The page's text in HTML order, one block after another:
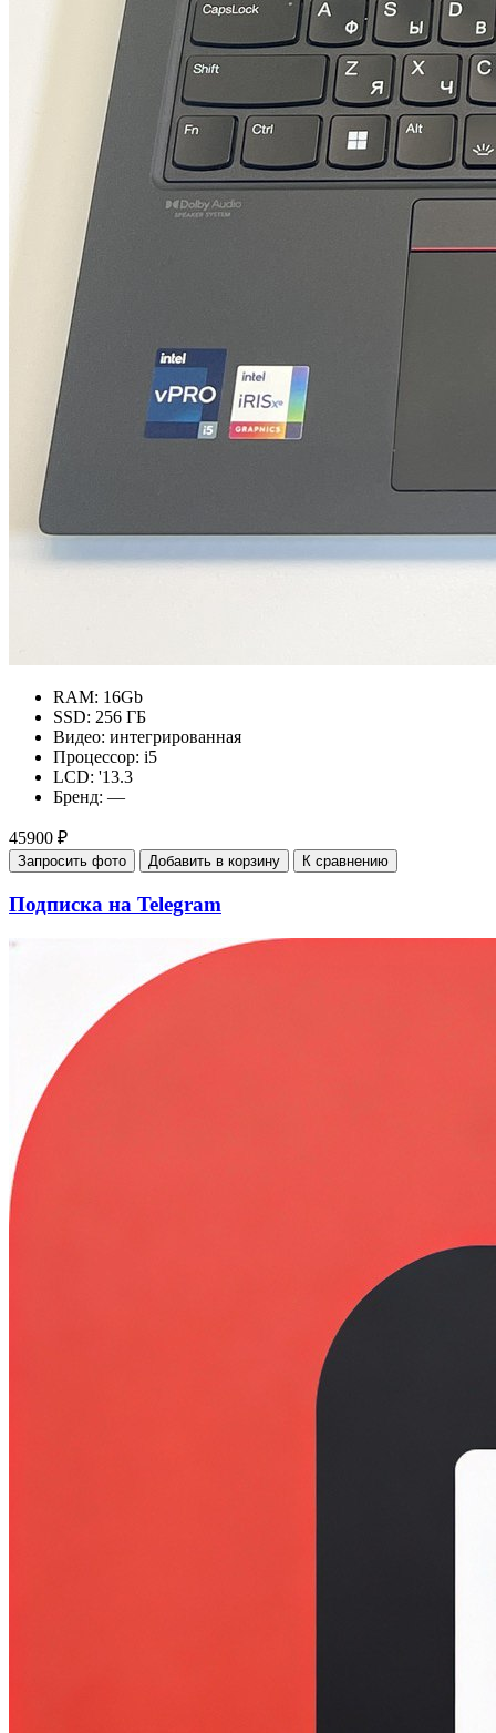
RAM: 16Gb
SSD: 256 ГБ
Видео: интегрированная
Процессор: i5
LCD: '13.3
Бренд: —
45900 ₽
Запросить фото Добавить в корзину К сравнению
Подписка на Telegram